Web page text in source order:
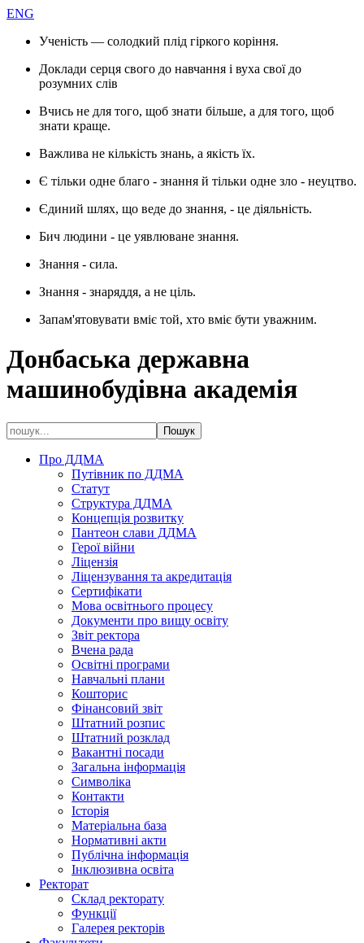
ENG
Ученість — солодкий плід гіркого коріння.
Доклади серця свого до навчання і вуха свої до
розумних слів
Вчись не для того, щоб знати більше, а для того, щоб
знати краще.
Важлива не кількість знань, а якість їх.
Є тільки одне благо - знання й тільки одне зло - неуцтво.
Єдиний шлях, що веде до знання, - це діяльність.
Бич людини - це уявлюване знання.
Знання - сила.
Знання - знаряддя, а не ціль.
Запам'ятовувати вміє той, хто вміє бути уважним.
Донбаська державна
машинобудівна академія
Про ДДМА
Путівник по ДДМА
Статут
Структура ДДМА
Концепція розвитку
Пантеон слави ДДМА
Герої війни
Ліцензія
Ліцензування та акредитація
Сертифікати
Мова освітнього процесу
Документи про вищу освіту
Звіт ректора
Вчена рада
Освітні програми
Навчальні плани
Кошторис
Фінансовий звіт
Штатний розпис
Штатний розклад
Вакантні посади
Загальна інформація
Символіка
Контакти
Історія
Матеріальна база
Нормативні акти
Публічна інформація
Інклюзивна освіта
Ректорат
Склад ректорату
Функції
Галерея ректорів